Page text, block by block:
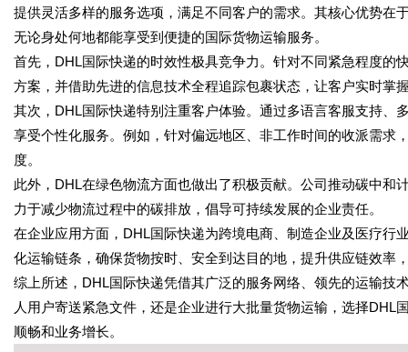
提供灵活多样的服务选项，满足不同客户的需求。其核心优势在
无论身处何地都能享受到便捷的国际货物运输服务。
首先，DHL国际快递的时效性极具竞争力。针对不同紧急程度的
方案，并借助先进的信息技术全程追踪包裹状态，让客户实时掌
其次，DHL国际快递特别注重客户体验。通过多语言客服支持、
享受个性化服务。例如，针对偏远地区、非工作时间的收派需求
度。
此外，DHL在绿色物流方面也做出了积极贡献。公司推动碳中
力于减少物流过程中的碳排放，倡导可持续发展的企业责任。
在企业应用方面，DHL国际快递为跨境电商、制造企业及医疗行
化运输链条，确保货物按时、安全到达目的地，提升供应链效率
综上所述，DHL国际快递凭借其广泛的服务网络、领先的运输技
人用户寄送紧急文件，还是企业进行大批量货物运输，选择
顺畅和业务增长。